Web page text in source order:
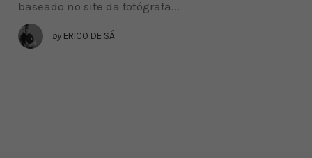
baseado no site da fotógrafa...
by ERICO DE SÁ